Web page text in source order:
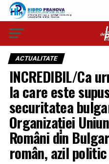
ACTUALITATE
INCREDIBIL/Ca
la care este
securitatea
Organizației
Români din
român, azil politic